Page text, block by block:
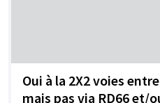
Oui à la 2X2 voies
mais pas via RD66 et/